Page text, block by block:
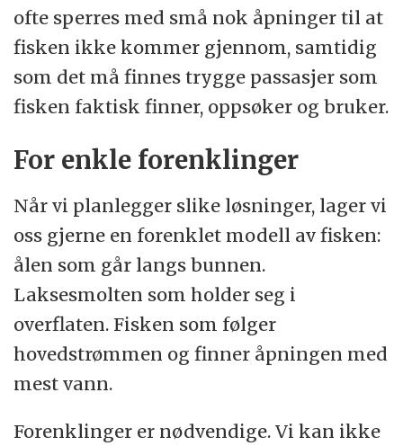
ofte sperres med små nok åpninger til at
fisken ikke kommer gjennom, samtidig
som det må finnes trygge passasjer som
fisken faktisk finner, oppsøker og bruker.
For enkle forenklinger
Når vi planlegger slike løsninger, lager vi
oss gjerne en forenklet modell av fisken:
ålen som går langs bunnen.
Laksesmolten som holder seg i
overflaten. Fisken som følger
hovedstrømmen og finner åpningen med
mest vann.
Forenklinger er nødvendige. Vi kan ikke